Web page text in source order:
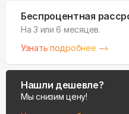
Беспроцентная
На 3 или 6 месяцев.
Узнать подробнее
Нашли дешевле?
Мы снизим цену!